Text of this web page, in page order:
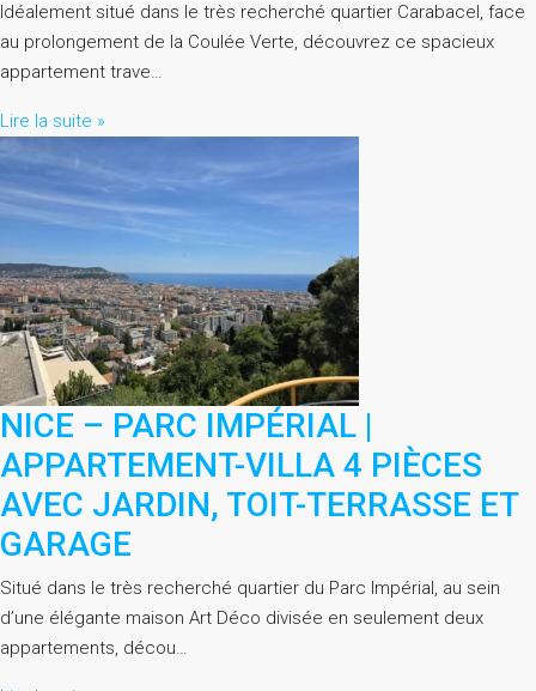
Idéalement situé dans le très recherché quartier Carabacel, face
au prolongement de la Coulée Verte, découvrez ce spacieux
appartement trave…
Lire la suite »
NICE – PARC IMPÉRIAL |
APPARTEMENT-VILLA 4 PIÈCES
AVEC JARDIN, TOIT-TERRASSE ET
GARAGE
Situé dans le très recherché quartier du Parc Impérial, au sein
d’une élégante maison Art Déco divisée en seulement deux
appartements, décou…